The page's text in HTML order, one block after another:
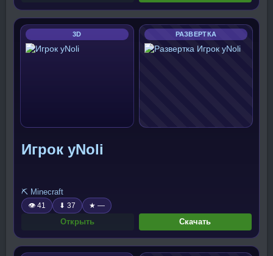
3D РАЗВЕРТКА
Игрок yNoli
⛏️ Minecraft
👁 41 ⬇ 37 ★ —
Открыть Скачать